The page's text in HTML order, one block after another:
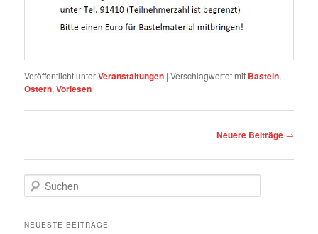
Veröffentlicht unterVeranstaltungen |Verschlagwortet mit Basteln,
Ostern,Vorlesen
Neuere Beiträge →
u
h
NEUESTE BEITRÄGE